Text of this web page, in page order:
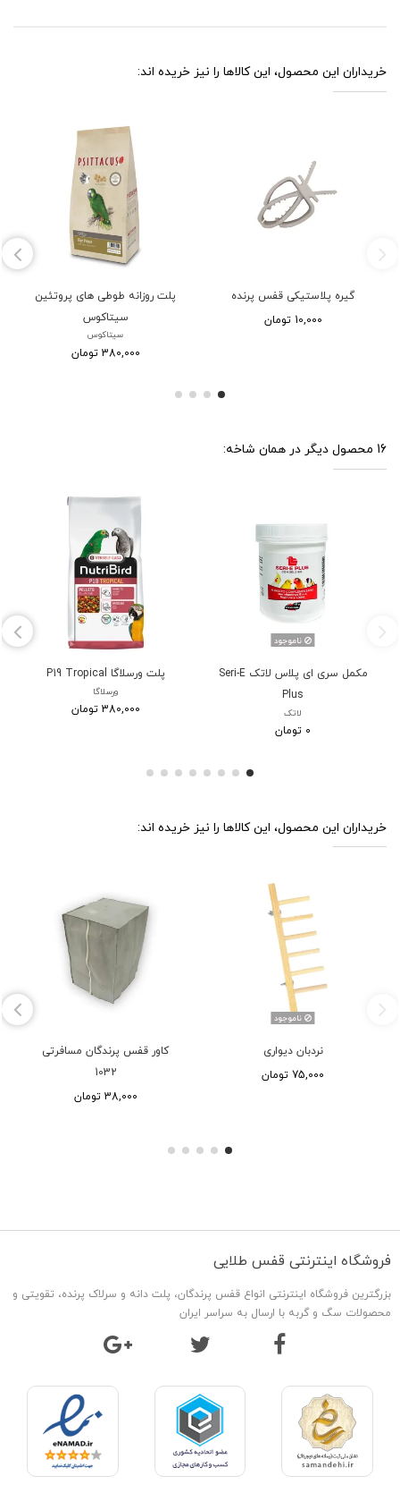
خریداران این محصول، این کالاها را نیز خریده اند:
گیره پلاستیکی قفس پرنده
10,000 تومان
پلت روزانه طوطی های پروتئین
سیتاکوس
سیتاکوس
380,000 تومان
16 محصول دیگر در همان شاخه:
ناموجود
مکمل سری ای پلاس لاتک Seri-E
Plus
لاتک
0 تومان
پلت ورسلاگا P19 Tropical
ورسلاگا
380,000 تومان
خریداران این محصول، این کالاها را نیز خریده اند:
ناموجود
نردبان دیواری
75,000 تومان
کاور قفس پرندگان مسافرتی
1032
38,000 تومان
فروشگاه اینترنتی قفس طلایی
بزرگترین فروشگاه اینترنتی انواع قفس پرندگان، پلت دانه و سرلاک پرنده، تقویتی و
محصولات سگ و گربه با ارسال به سراسر ایران